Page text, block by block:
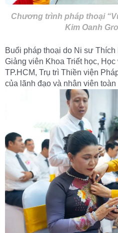
Chương trình pháp thoại
Kim Oanh
Buổi pháp thoại do Ni sư
Giảng viên Khoa Triết học,
TP.HCM, Trụ trì Thiền viện
của lãnh đạo và nhân viên